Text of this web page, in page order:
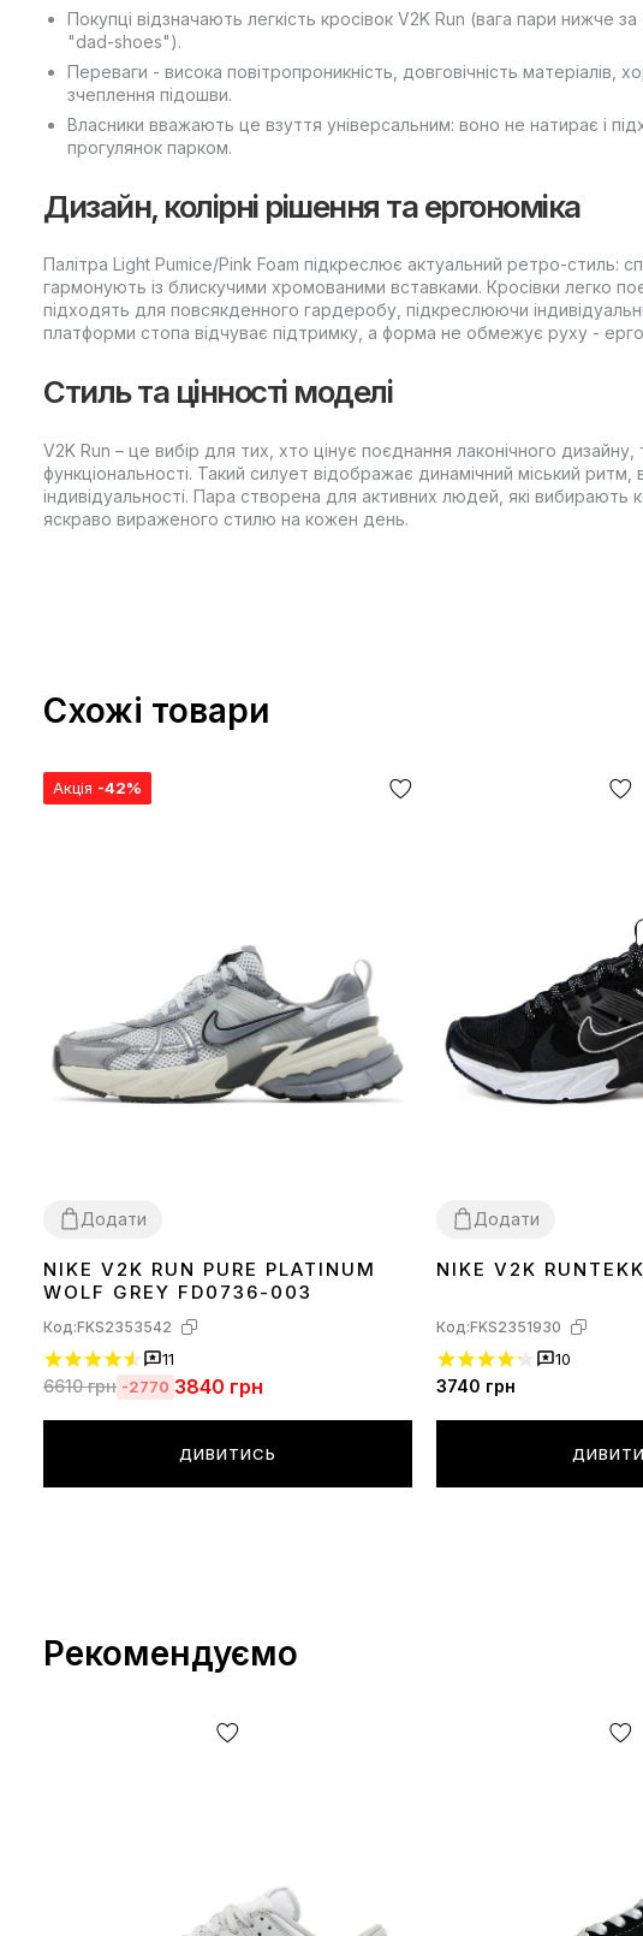
Покупці відзначають легкість кросівок V2K Run (вага пари нижче
"dad-shoes").
Переваги - висока повітропроникність, довговічність матеріалів,
зчеплення підошви.
Власники вважають це взуття універсальним: воно не натирає і
прогулянок парком.
Дизайн, колірні рішення та ергономіка
Палітра Light Pumice/Pink Foam підкреслює актуальний ретро-стиль:
гармонують із блискучими хромованими вставками. Кросівки легко
підходять для повсякденного гардеробу, підкреслюючи
платформи стопа відчуває підтримку, а форма не обмежує руху -
Стиль та цінності моделі
V2K Run – це вибір для тих, хто цінує поєднання лаконічного дизайну,
функціональності. Такий силует відображає динамічний міський ритм,
індивідуальності. Пара створена для активних людей, які вибирають
яскраво вираженого стилю на кожен день.
Схожі товари
Акція -42%
Додати
3637 38394041 42 4344
NIKE V2K RUN PURE PLATINUM
WOLF GREY FD0736-003
Код:FKS2353542
11
6610грн -2770 3840 грн
ДИВИТИСЬ
Додати
3639 40
NIKE V2K
Код:FKS2351930
10
3740 грн
Рекомендуємо